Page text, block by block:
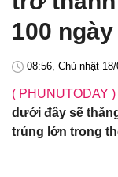
100
08:56, Chủ nhật
( PHUNUTODAY )
dưới đây sẽ
trúng lớn trong